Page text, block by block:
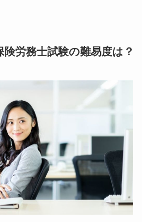
労務士試験の難易度は？